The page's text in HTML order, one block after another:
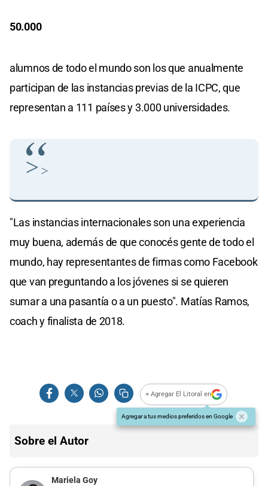
50.000
alumnos de todo el mundo son los que anualmente
participan de las instancias previas de la ICPC, que
representan a 111 países y 3.000 universidades.
> >
"Las instancias internacionales son una experiencia
muy buena, además de que conocés gente de todo el
mundo, hay representantes de firmas como Facebook
que van preguntando a los jóvenes si se quieren
sumar a una pasantía o a un puesto". Matías Ramos,
coach y finalista de 2018.
+ Agregar El Litoral en
Agregar a tus medios preferidos en Google
Sobre el Autor
Mariela Goy